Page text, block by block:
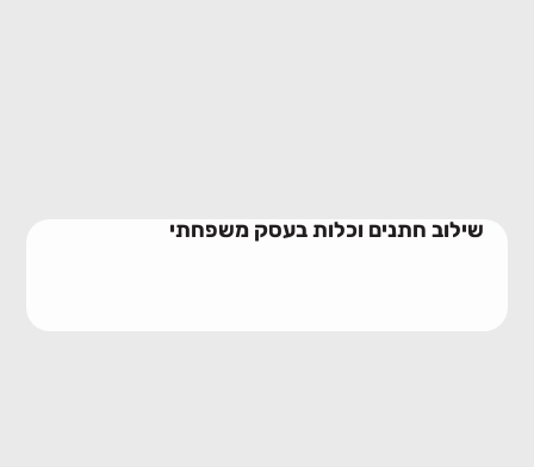
שילוב חתנים וכלות בעסק משפחתי